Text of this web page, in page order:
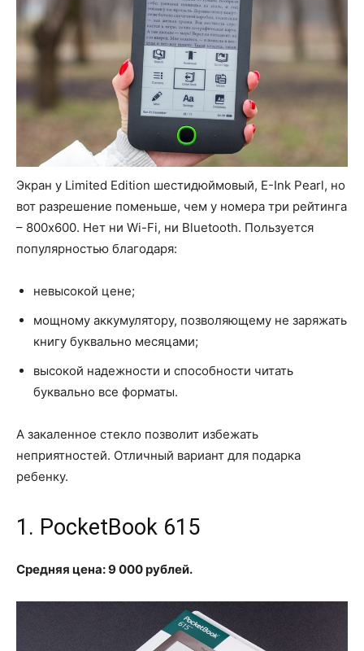
Экран у Limited Edition шестидюймовый, E-Ink Pearl, но
вот разрешение поменьше, чем у номера три рейтинга
– 800х600. Нет ни Wi-Fi, ни Bluetooth. Пользуется
популярностью благодаря:
невысокой цене;
мощному аккумулятору, позволяющему не заряжать
книгу буквально месяцами;
высокой надежности и способности читать
буквально все форматы.
А закаленное стекло позволит избежать
неприятностей. Отличный вариант для подарка
ребенку.
1. PocketBook 615
Средняя цена: 9 000 рублей.